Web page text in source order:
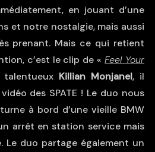
en jouant d’une
et notre nostalgie, mais aussi
prenant. Mais ce qui retient
c’est le clip de «Feel Your
talentueux Killian Monjanel, il
des SPATE ! Le duo nous
à bord d’une vieille BMW
arrêt en station service mais
Le duo partage également un